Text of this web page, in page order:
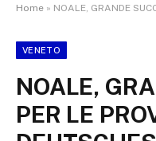
Home » NOALE, GRANDE SUCCESSO PER LE PROVE DEL
VENETO
NOALE,
PER LE